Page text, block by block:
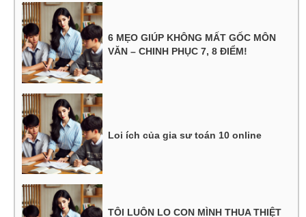
6 MẸO GIÚP KHÔNG MẤT GỐC MÔN
VĂN – CHINH PHỤC 7, 8 ĐIỂM!
Loi ích của gia sư toán 10 online
TÔI LUÔN LO CON MÌNH THUA THIỆT